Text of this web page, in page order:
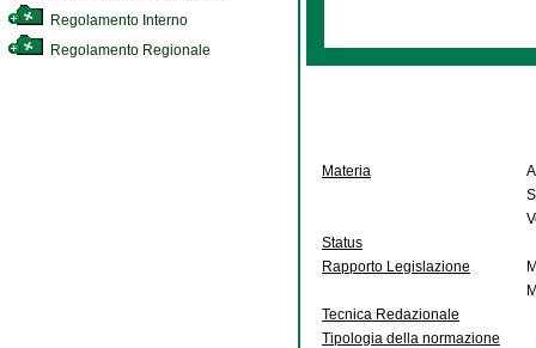
Regolamento Interno
Regolamento Regionale
Materia
Status
Rapporto Legislazione
Tecnica Redazionale
Tipologia della normazione